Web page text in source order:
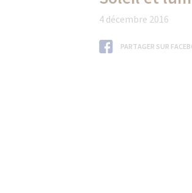
4 décembre 2016
PARTAGER SUR